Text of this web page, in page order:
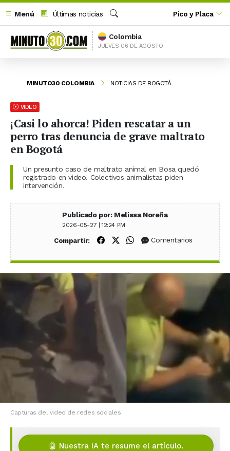
Menú
Últimas noticias
Buscar
Pico y Placa
Colombia
JUEVES 06 DE AGOSTO
MINUTO30 COLOMBIA NOTICIAS DE BOGOTÁ
VIDEO
¡Casi lo ahorca! Piden rescatar a un
perro tras denuncia de grave maltrato
en Bogotá
Un presunto caso de maltrato animal en Bosa quedó
registrado en video. Colectivos animalistas piden
intervención.
Publicado por: Melissa Noreña
2026-05-27 | 12:24 PM
Compartir: Compartir en Facebook
Compartir en X (Twitter)
Compartir en WhatsApp
Comentarios
Capturas del video de redes sociales.
🤖 Nuestra IA te resume el artículo.